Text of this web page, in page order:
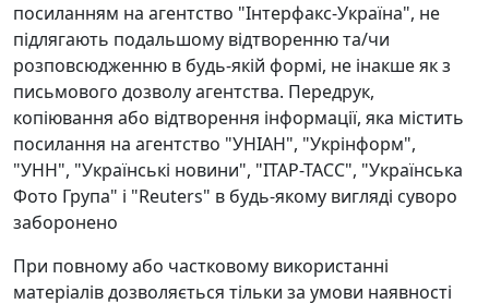
посиланням на агентство "Інтерфакс-Україна", не
підлягають подальшому відтворенню та/чи
розповсюдженню в будь-якій формі, не інакше як з
письмового дозволу агентства. Передрук,
копіювання або відтворення інформації, яка містить
посилання на агентство "УНІАН", "Укрінформ",
"УНН", "Українські новини", "ІТАР-ТАСС", "Українська
Фото Група" і "Reuters" в будь-якому вигляді суворо
заборонено
При повному або частковому використанні
матеріалів дозволяється тільки за умови наявності